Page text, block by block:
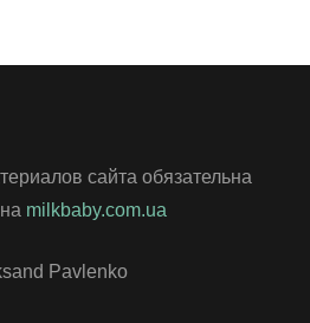
сайта обязательна
milkbaby.com.ua
Pavlenko